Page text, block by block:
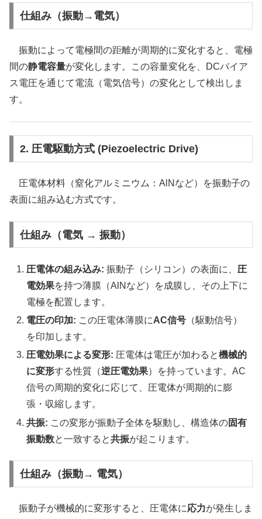
仕組み（振動→電気）
振動によって電極間の距離が周期的に変化すると、電極
間の静電容量が変化します。この容量変化を、DCバイア
ス電圧を通じて電流（電気信号）の変化として検出しま
す。
2. 圧電駆動方式 (Piezoelectric Drive)
圧電体材料（窒化アルミニウム：AlNなど）を振動子の
表面に組み込む方式です。
仕組み（電気 → 振動）
圧電体の組み込み: 振動子（シリコン）の表面に、 圧
電効果を持つ薄膜（AlNなど）を成膜し、その上下に
電極を配置します。
電圧の印加: この圧電体薄膜にAC信号 （駆動信号）
を印加します。
圧電効果による変形: 圧電体は電圧が加わると機械的
に変形する性質（逆圧電効果）を持っています。AC
信号の周期的変化に応じて、圧電体が周期的に膨
張・収縮します。
共振: この変形が振動子全体を駆動し、構造体の固有
振動数と一致すると共振が起こります。
仕組み（振動→ 電気）
振動子が機械的に変形すると、圧電体に応力が発生しま